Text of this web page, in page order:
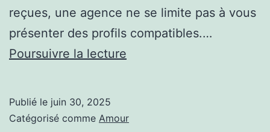
reçues, une agence ne se limite pas à vous
présenter des profils compatibles.…
Poursuivre la lecture
à
Publié le juin 30, 2025
Catégorisé comme Amour